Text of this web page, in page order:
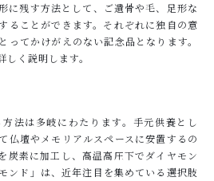
に残す方法として、ご遺骨や毛、足形な
ることができます。それぞれに独自の意
ってかけがえのない記念品となります。
く説明します。
法は多岐にわたります。手元供養とし
仏壇やメモリアルスペースに安置するの
炭素に加工し、高温高圧下でダイヤモン
ンド」は、近年注目を集めている選択肢